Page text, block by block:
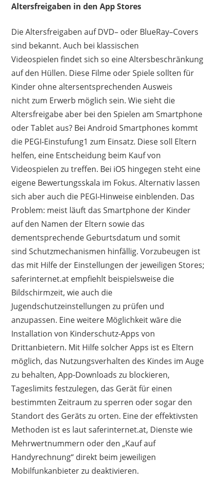
Altersfreigaben in den App Stores
DieAltersfreigaben aufDVD–oder BlueRay–Covers
sind bekannt. Auch bei klassischen
Videospielen findet sich so eine Altersbeschränkung
auf den Hüllen. Diese Filme oder Spielesollten für
Kinderohnealtersentsprechenden Ausweis
nichtzum Erwerb möglich sein. Wie sieht die
Altersfreigabeaberbei den Spielen am Smartphone
oder Tablet aus? Bei Android Smartphones kommt
die PEGI-Einstufung1 zum Einsatz. Diese soll Eltern
helfen, eine Entscheidung beim Kauf von
Videospielen zu treffen. Bei iOS hingegen steht eine
eigene Bewertungsskala im Fokus. Alternativ lassen
sich aber auch die PEGI-Hinweise einblenden. Das
Problem: meist läuft das Smartphone der Kinder
aufden Namen der Eltern sowiedas
dementsprechende Geburtsdatum und somit
sind Schutzmechanismen hinfällig. Vorzubeugen ist
das mit Hilfe der Einstellungen der jeweiligen Stores;
saferinternet.at empfiehlt beispielsweise die
Bildschirmzeit, wie auch die
Jugendschutzeinstellungen zu prüfen und
anzupassen. Eine weitere Möglichkeit wäre die
Installation von Kinderschutz-Apps von
Drittanbietern. Mit Hilfe solcher Apps ist es Eltern
möglich, das Nutzungsverhalten des Kindes im Auge
zu behalten, App-Downloads zu blockieren,
Tageslimits festzulegen, das Gerät für einen
bestimmten Zeitraum zu sperren oder sogar den
Standort des Geräts zu orten. Eine der effektivsten
Methoden ist es laut saferinternet.at, Dienste wie
Mehrwertnummern oder den „Kauf auf
Handyrechnung“ direkt beim jeweiligen
Mobilfunkanbieter zu deaktivieren.